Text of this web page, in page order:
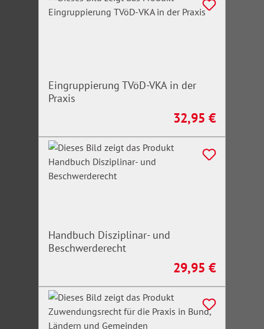
Eingruppierung TVöD-VKA in der
Praxis
Regulärer Preis:
32,95 €
Handbuch Disziplinar- und
Beschwerderecht
Regulärer Preis:
29,95 €